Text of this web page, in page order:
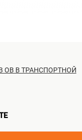
В ТРАНСПОРТНОЙ